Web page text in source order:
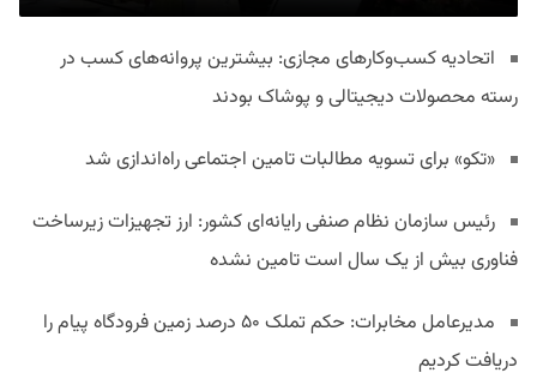
اتحادیه کسب‌وکارهای مجازی: بیشترین پروانه‌های کسب در
رسته محصولات دیجیتالی و پوشاک بودند
«تکو» برای تسویه مطالبات تامین اجتماعی راه‌اندازی شد
رئیس سازمان نظام صنفی رایانه‌ای کشور: ارز تجهیزات زیرساخت
فناوری بیش از یک سال است تامین نشده
مدیرعامل مخابرات: حکم تملک ۵۰ درصد زمین فرودگاه پیام را
دریافت کردیم